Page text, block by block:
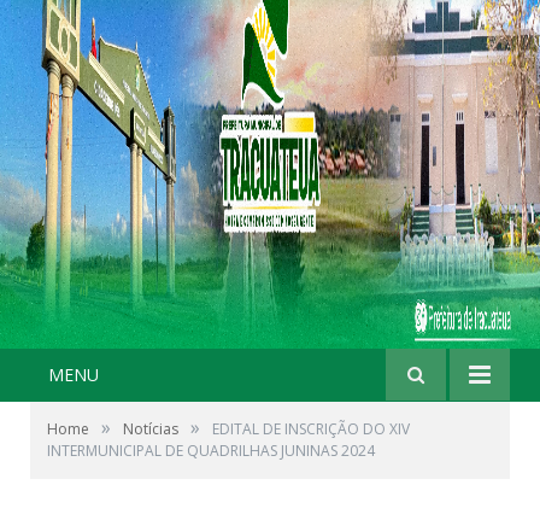
MENU
Home » Notícias »
EDITAL DE INSCRIÇÃO DO XIV
INTERMUNICIPAL DE QUADRILHAS JUNINAS 2024